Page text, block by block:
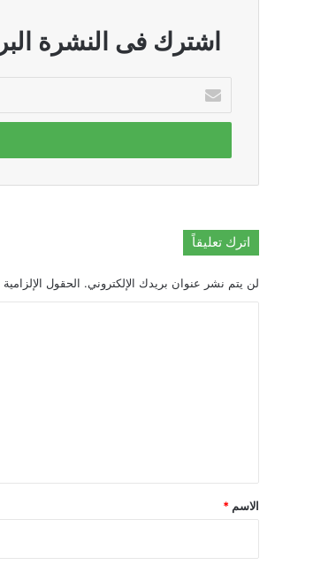
اشترك فى النشرة
بريدك
الإلكتروني
اترك تعليقاً
لن يتم نشر عنوان بريدك الإلكتروني. الحقول
*
الاسم *